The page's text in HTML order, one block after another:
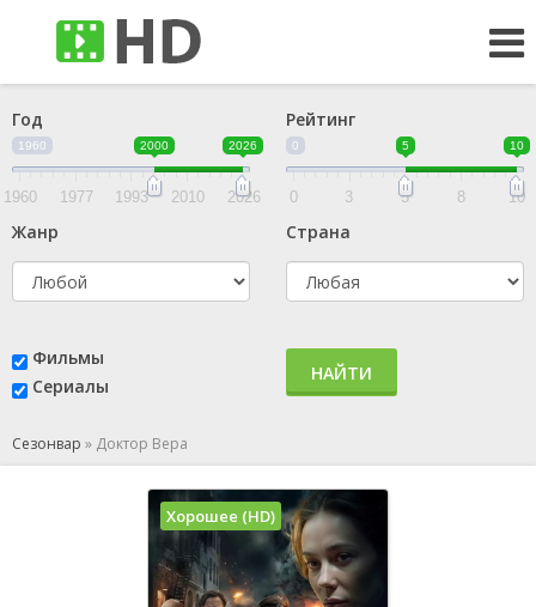
Год
1960 2000 2026
1960 1977 1993 2010 2026
Рейтинг
0 5 10
0 3 5 8 10
Жанр Страна
Фильмы
Сериалы
НАЙТИ
Сезонвар » Доктор Вера
Хорошее (HD)